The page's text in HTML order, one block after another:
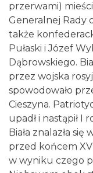
przerwami)
Generalnej Rady
także
Pułaski i Józef
Dąbrowskiego.
przez wojska
spowodowało
Cieszyna.
upadł i nastąpił
Biała znalazła
przed końcem
w wyniku czego